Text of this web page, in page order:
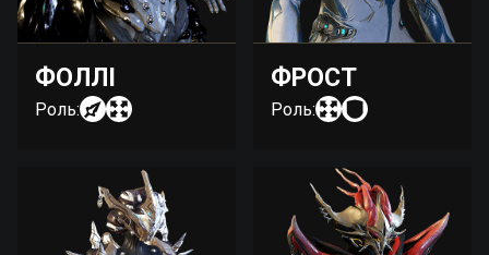
ФОЛЛІ
Роль:
ФРОСТ
Роль: